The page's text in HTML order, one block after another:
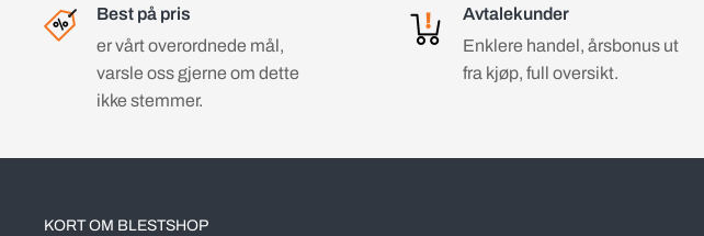
Best på pris
er vårt overordnede mål,
varsle oss gjerne om dette
ikke stemmer.
Avtalekunder
Enklere handel, årsbonus ut
fra kjøp, full oversikt.
KORT OM BLESTSHOP